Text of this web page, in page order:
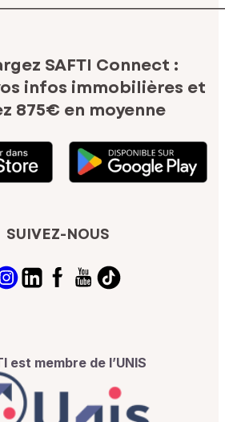
SAFTI Connect :
infos immobilières et
875€ en moyenne
SUIVEZ-NOUS
est membre de l’UNIS